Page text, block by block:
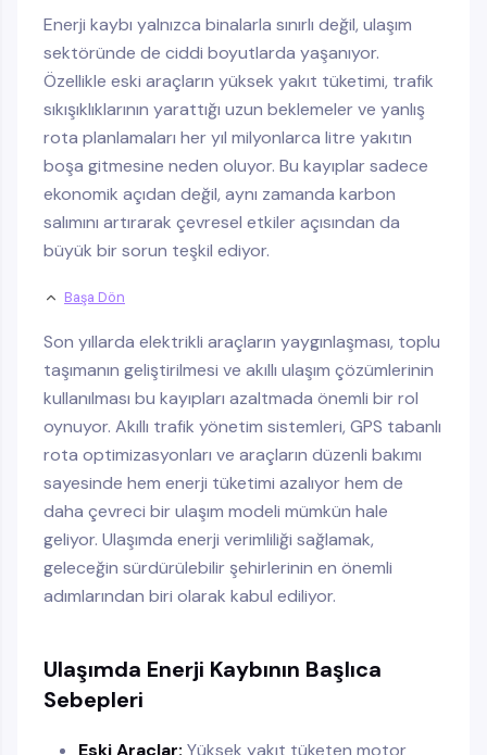
Enerji kaybı yalnızca binalarla sınırlı değil, ulaşım
sektöründe de ciddi boyutlarda yaşanıyor.
Özellikle eski araçların yüksek yakıt tüketimi, trafik
sıkışıklıklarının yarattığı uzun beklemeler ve yanlış
rota planlamaları her yıl milyonlarca litre yakıtın
boşa gitmesine neden oluyor. Bu kayıplar sadece
ekonomik açıdan değil, aynı zamanda karbon
salımını artırarak çevresel etkiler açısından da
büyük bir sorun teşkil ediyor.
Başa Dön
Son yıllarda elektrikli araçların yaygınlaşması, toplu
taşımanın geliştirilmesi ve akıllı ulaşım çözümlerinin
kullanılması bu kayıpları azaltmada önemli bir rol
oynuyor. Akıllı trafik yönetim sistemleri, GPS tabanlı
rota optimizasyonları ve araçların düzenli bakımı
sayesinde hem enerji tüketimi azalıyor hem de
daha çevreci bir ulaşım modeli mümkün hale
geliyor. Ulaşımda enerji verimliliği sağlamak,
geleceğin sürdürülebilir şehirlerinin en önemli
adımlarından biri olarak kabul ediliyor.
Ulaşımda Enerji Kaybının Başlıca
Sebepleri
Eski Araçlar: Yüksek yakıt tüketen motor